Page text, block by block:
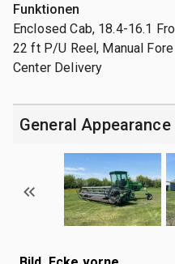
Funktionen
Enclosed Cab, 18.4-16.1
22 ft P/U Reel, Manual
Center Delivery
General Appearance